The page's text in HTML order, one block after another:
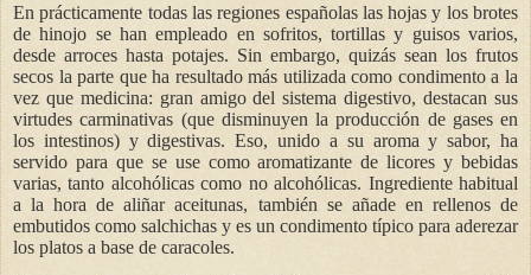
En prácticamente todas las regiones españolas las hojas y los brotes
de hinojo se han empleado en sofritos, tortillas y guisos varios,
desde arroces hasta potajes. Sin embargo, quizás sean los frutos
secos la parte que ha resultado más utilizada como condimento a la
vez que medicina: gran amigo del sistema digestivo, destacan sus
virtudes carminativas (que disminuyen la producción de gases en
los intestinos) y digestivas. Eso, unido a su aroma y sabor, ha
servido para que se use como aromatizante de licores y bebidas
varias, tanto alcohólicas como no alcohólicas. Ingrediente habitual
a la hora de aliñar aceitunas, también se añade en rellenos de
embutidos como salchichas y es un condimento típico para aderezar
los platos a base de caracoles.